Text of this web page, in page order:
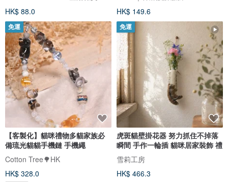
HK$ 88.0
HK$ 149.6
免運
【客製化】貓咪禮物多貓家族必
備琉光貓貓手機鏈 手機繩
Cotton Tree🌳HK
HK$ 328.0
免運
虎斑貓壁掛花器 努力抓住不掉落
瞬間 手作一輪插 貓咪居家裝飾 禮
雪莉工房
HK$ 466.3